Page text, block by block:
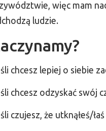
więc mam
ludzie.
chcesz lepiej o siebie
chcesz odzyskać swój
czujesz, że utknąłeś/